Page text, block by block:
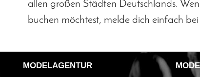
allen großen Städten Deutschlands.
buchen möchtest, melde dich einfach
MODELAGENTUR